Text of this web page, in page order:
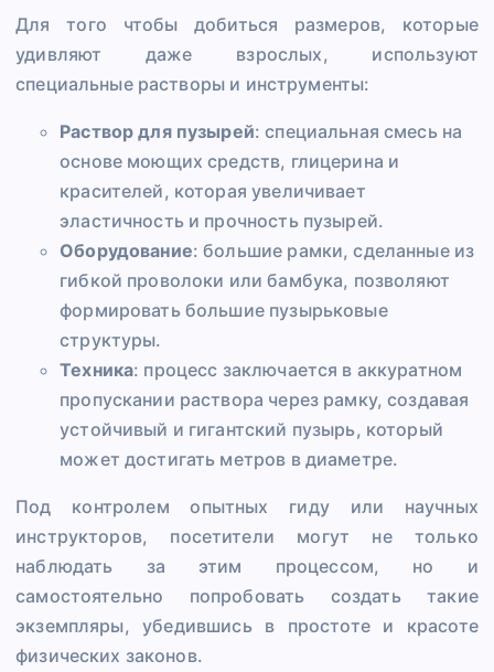
Для того чтобы добиться размеров, которые
удивляют даже взрослых, используют
специальные растворы и инструменты:
Раствор для пузырей: специальная смесь на
основе моющих средств, глицерина и
красителей, которая увеличивает
эластичность и прочность пузырей.
Оборудование: большие рамки, сделанные из
гибкой проволоки или бамбука, позволяют
формировать большие пузырьковые
структуры.
Техника: процесс заключается в аккуратном
пропускании раствора через рамку, создавая
устойчивый и гигантский пузырь, который
может достигать метров в диаметре.
Под контролем опытных гиду или научных
инструкторов, посетители могут не только
наблюдать за этим процессом, но и
самостоятельно попробовать создать такие
экземпляры, убедившись в простоте и красоте
физических законов.